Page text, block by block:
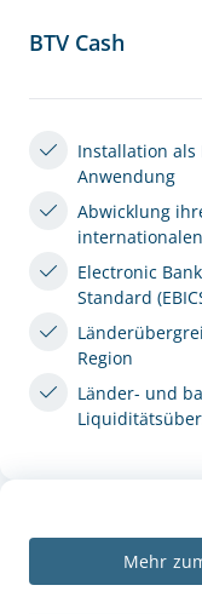
BTV Cash
Installation als
Anwendung
Abwicklung
Electronic
Standard
Region
Länder- und
Mehr